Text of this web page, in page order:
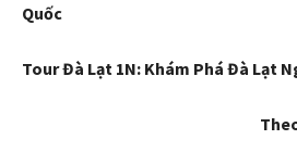
Quốc
Tour Đà Lạt 1N: Khám Phá Đà Lạt